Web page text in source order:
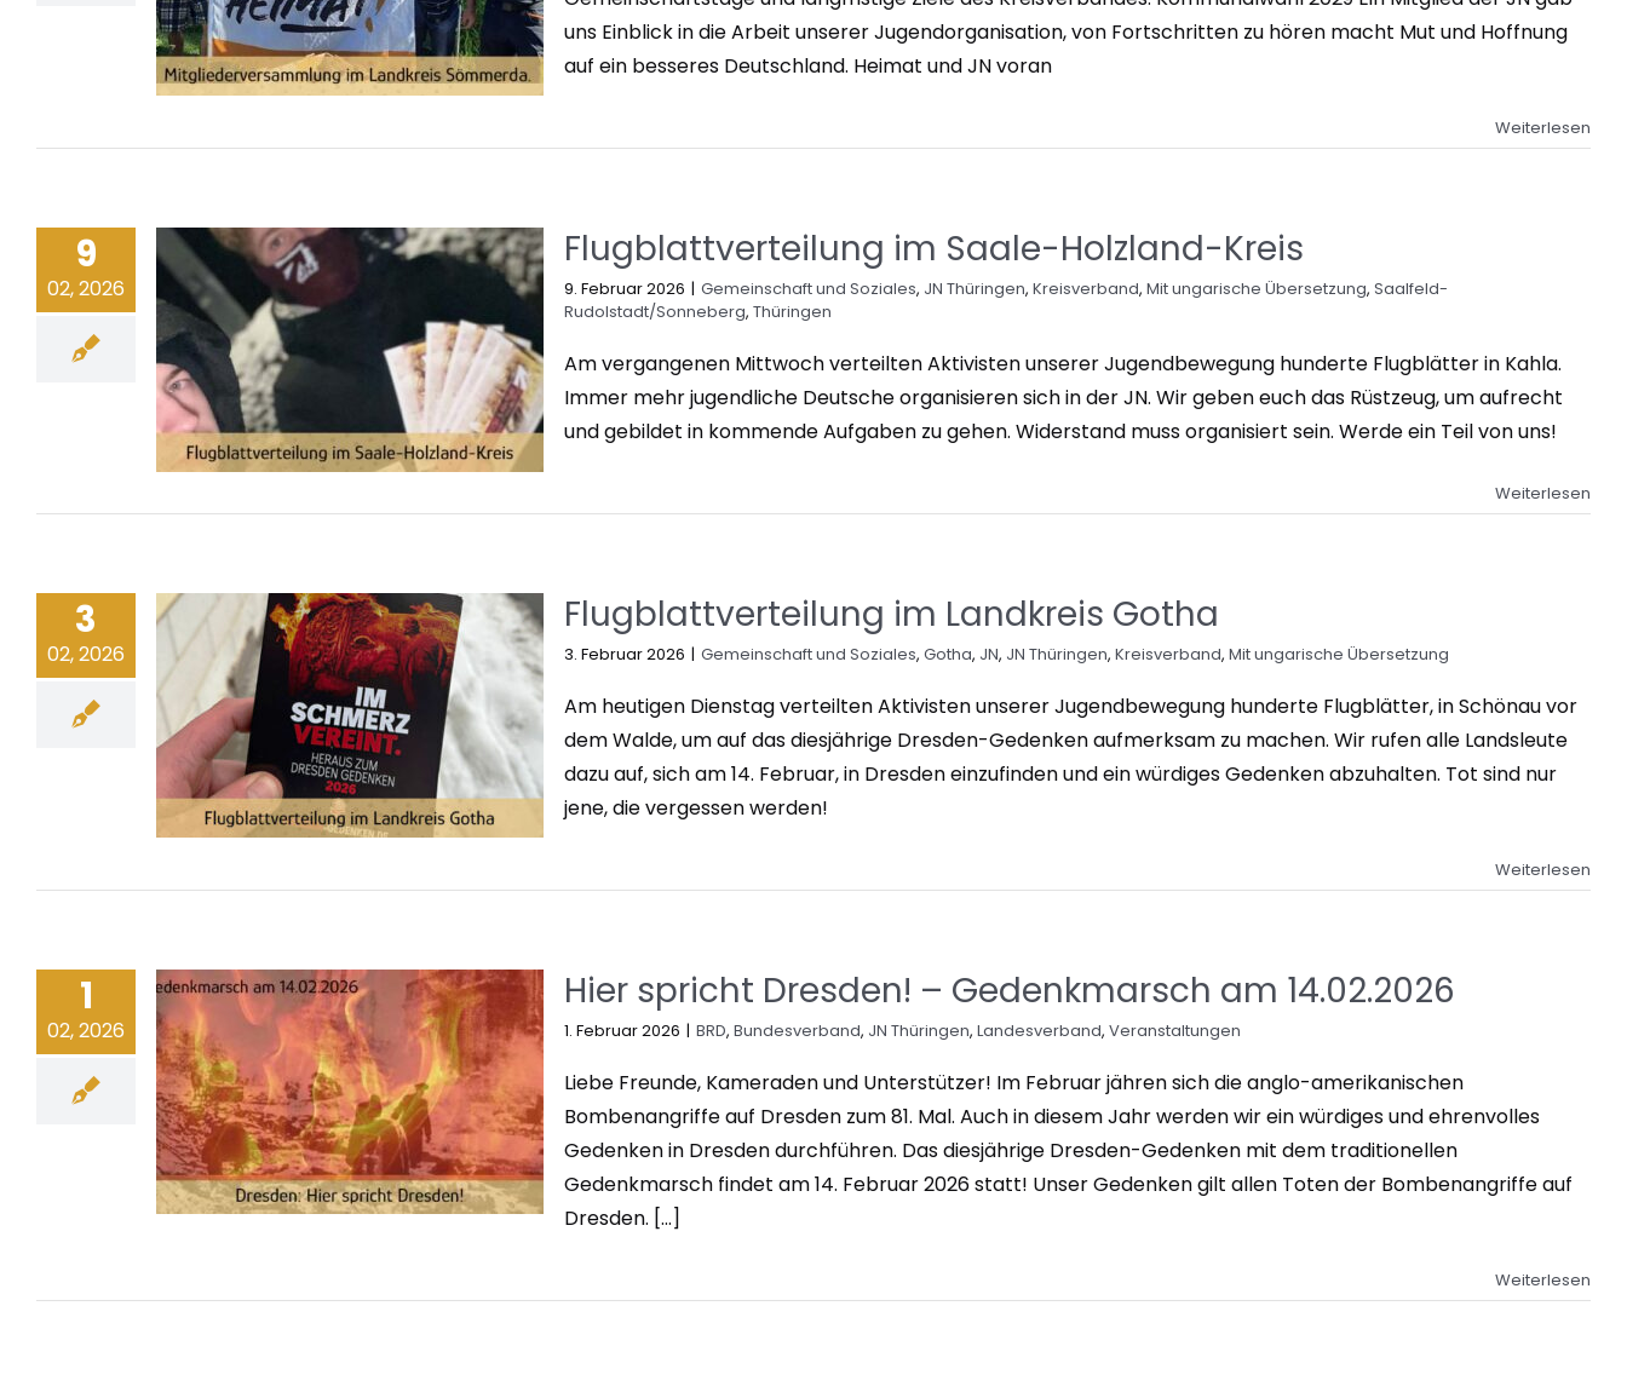
uns Einblick in die Arbeit unserer Jugendorganisation, von Fortschritten zu hören macht Mut und Hoffnung
auf ein besseres Deutschland. Heimat und JN voran
Weiterlesen
9
02, 2026
Flugblattverteilung im Saale-Holzland-Kreis
9. Februar 2026 | Gemeinschaft und Soziales, JN Thüringen, Kreisverband, Mit ungarische Übersetzung, Saalfeld-
Rudolstadt/Sonneberg, Thüringen
Am vergangenen Mittwoch verteilten Aktivisten unserer Jugendbewegung hunderte Flugblätter in Kahla.
Immer mehr jugendliche Deutsche organisieren sich in der JN. Wir geben euch das Rüstzeug, um aufrecht
und gebildet in kommende Aufgaben zu gehen. Widerstand muss organisiert sein. Werde ein Teil von uns!
Weiterlesen
3
02, 2026
Flugblattverteilung im Landkreis Gotha
3. Februar 2026 | Gemeinschaft und Soziales, Gotha, JN, JN Thüringen, Kreisverband, Mit ungarische Übersetzung
Am heutigen Dienstag verteilten Aktivisten unserer Jugendbewegung hunderte Flugblätter, in Schönau vor
dem Walde, um auf das diesjährige Dresden-Gedenken aufmerksam zu machen. Wir rufen alle Landsleute
dazu auf, sich am 14. Februar, in Dresden einzufinden und ein würdiges Gedenken abzuhalten. Tot sind nur
jene, die vergessen werden!
Weiterlesen
1
02, 2026
Hier spricht Dresden! – Gedenkmarsch am 14.02.2026
1. Februar 2026 | BRD, Bundesverband, JN Thüringen, Landesverband, Veranstaltungen
Liebe Freunde, Kameraden und Unterstützer! Im Februar jähren sich die anglo-amerikanischen
Bombenangriffe auf Dresden zum 81. Mal. Auch in diesem Jahr werden wir ein würdiges und ehrenvolles
Gedenken in Dresden durchführen. Das diesjährige Dresden-Gedenken mit dem traditionellen
Gedenkmarsch findet am 14. Februar 2026 statt! Unser Gedenken gilt allen Toten der Bombenangriffe auf
Dresden. [...]
Weiterlesen